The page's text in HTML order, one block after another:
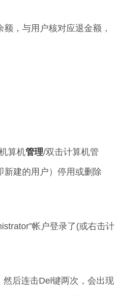
额，与用户核对应退金额，
算机管理/双击计算机管
新建的用户）停用或删除
帐户登录了(或右击计
后连击Del键两次，会出现